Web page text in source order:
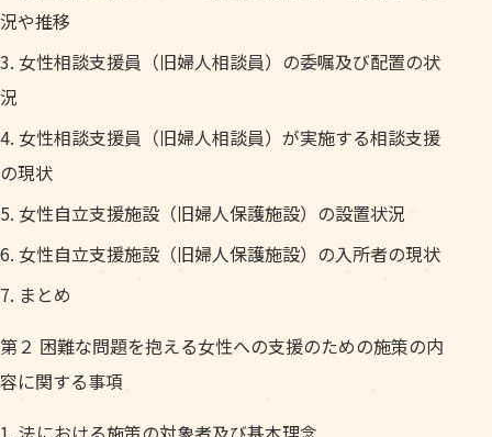
況や推移
女性相談支援員（旧婦人相談員）の委嘱及び配置の状
況
女性相談支援員（旧婦人相談員）が実施する相談支援
の現状
女性自立支援施設（旧婦人保護施設）の設置状況
女性自立支援施設（旧婦人保護施設）の入所者の現状
まとめ
第２ 困難な問題を抱える女性への支援のための施策の内
容に関する事項